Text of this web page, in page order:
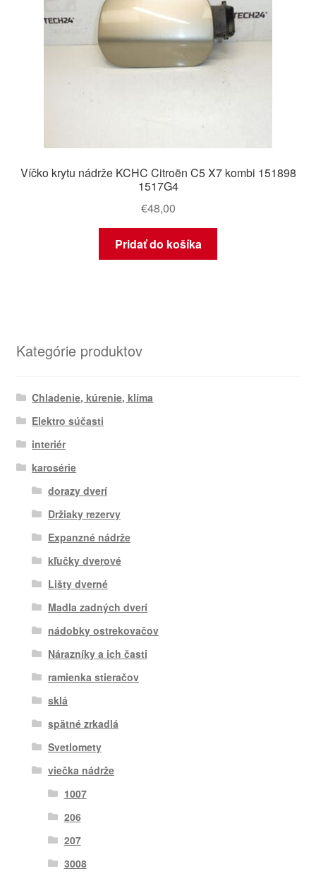
Víčko krytu nádrže KCHC Citroën C5 X7 kombi 151898
1517G4
€48,00
Pridať do košíka
Kategórie produktov
Chladenie, kúrenie, klíma
Elektro súčasti
interiér
karosérie
dorazy dverí
Držiaky rezervy
Expanzné nádrže
kľučky dverové
Lišty dverné
Madla zadných dverí
nádobky ostrekovačov
Nárazníky a ich časti
ramienka stieračov
sklá
spätné zrkadlá
Svetlomety
viečka nádrže
1007
206
207
3008